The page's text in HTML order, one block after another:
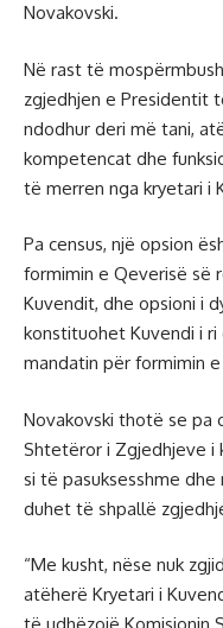
Novakovski.
Në rast të
zgjedhjen e Presidentit
ndodhur deri më tani,
kompetencat dhe
të merren nga kryetari i
Pa census, një opsion
formimin e Qeverisë së
Kuvendit, dhe opsioni i
konstituohet Kuvendi i
mandatin për formimin
Novakovski thotë se pa
Shtetëror i Zgjedhjeve i
si të pasuksesshme
duhet të shpallë
“Me kusht, nëse nuk
atëherë Kryetari i